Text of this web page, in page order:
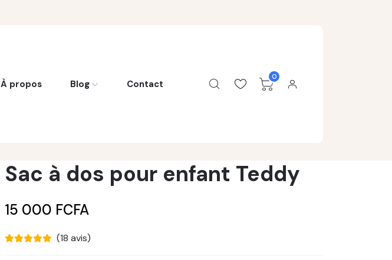
À propos Blog Contact
0
Sac à dos pour enfant Teddy
15 000 FCFA
(18 avis)